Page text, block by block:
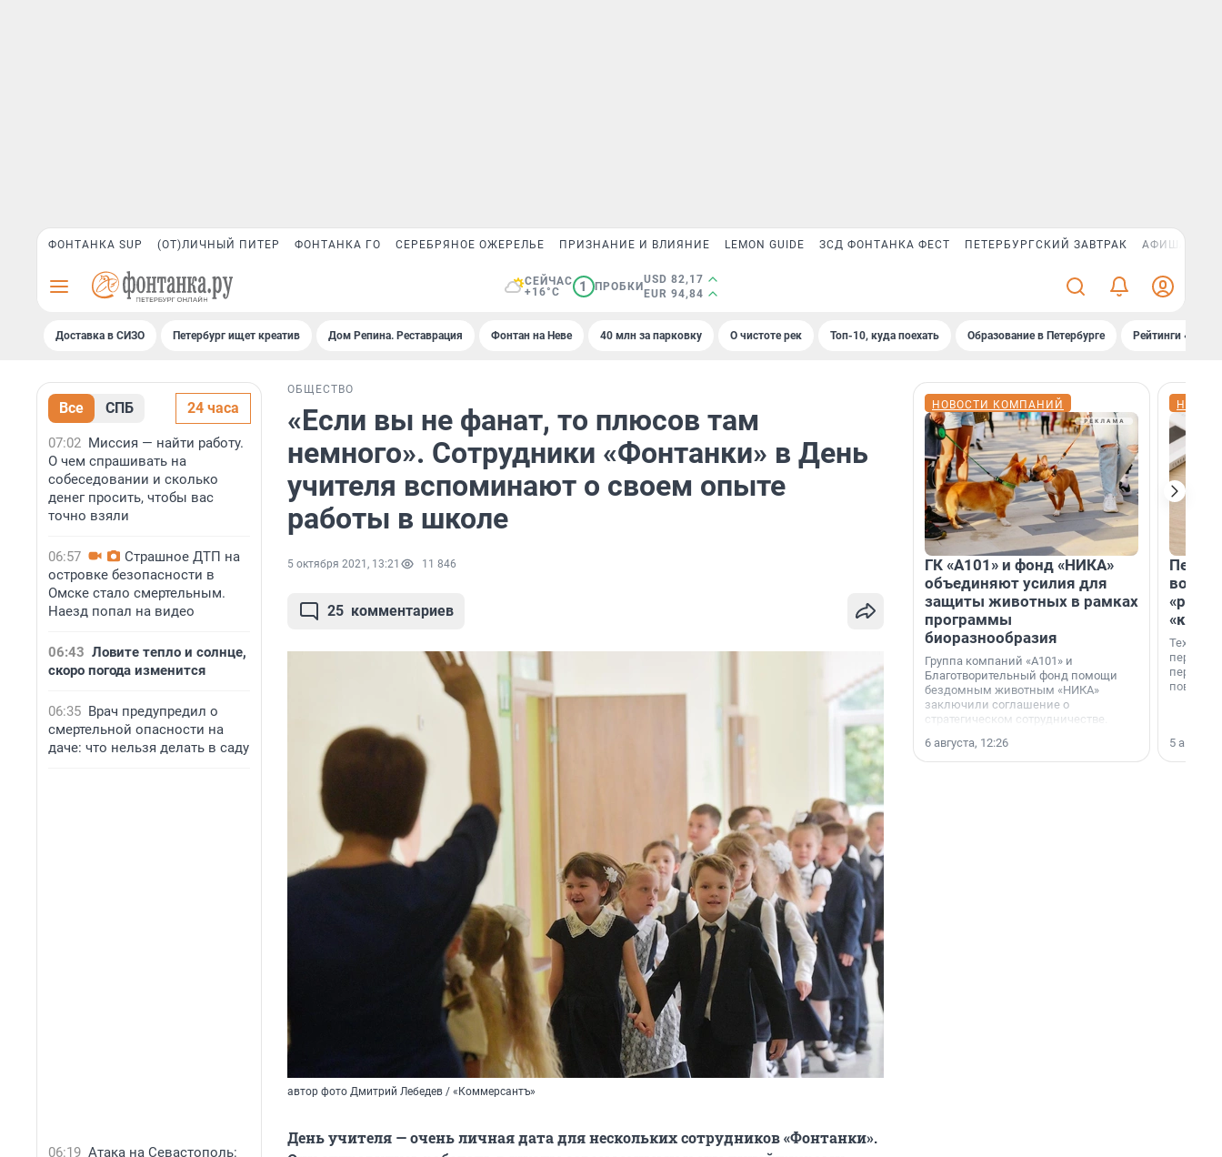
ФОНТАНКА SUP (ОТ)ЛИЧНЫЙ ПИТЕР ФОНТАНКА ГО СЕРЕБРЯНОЕ ОЖЕРЕЛЬЕ ПРИЗНАНИЕ И ВЛИЯНИЕ LEMON GUIDE ЗСД ФОНТАНКА ФЕСТ ПЕТЕРБУРГСКИЙ ЗАВТРАК АФИША PLUS
СЕЙЧАС
+16°C
1 ПРОБКИ
USD 82,17
EUR 94,84
Доставка в СИЗО Петербург ищет креатив Дом Репина. Реставрация Фонтан на Неве 40 млн за парковку О чистоте рек Топ-10, куда поехать Образование в Петербурге Рейтинги
Все СПБ 24 часа
07:02 Миссия — найти работу.
О чем спрашивать на
собеседовании и сколько
денег просить, чтобы вас
точно взяли
06:57
Страшное ДТП на
островке безопасности в
Омске стало смертельным.
Наезд попал на видео
06:43 Ловите тепло и солнце,
скоро погода изменится
06:35 Врач предупредил о
смертельной опасности на
даче: что нельзя делать в саду
06:19 Атака на Севастополь:
ОБЩЕСТВО
«Если вы не фанат, то плюсов там
немного». Сотрудники «Фонтанки» в День
учителя вспоминают о своем опыте
работы в школе
5 октября 2021, 13:21 11 846
25 комментариев
автор фото Дмитрий Лебедев / «Коммерсантъ»
День учителя — очень личная дата для нескольких сотрудников «Фонтанки».
НОВОСТИ КОМПАНИЙ
ГК «А101» и фонд «НИКА»
объединяют усилия для
защиты животных в рамках
программы
биоразнообразия
Группа компаний «А101» и
Благотворительный фонд помощи
бездомным животным «НИКА»
заключили соглашение о
стратегическом сотрудничестве.
6 августа, 12:26
5